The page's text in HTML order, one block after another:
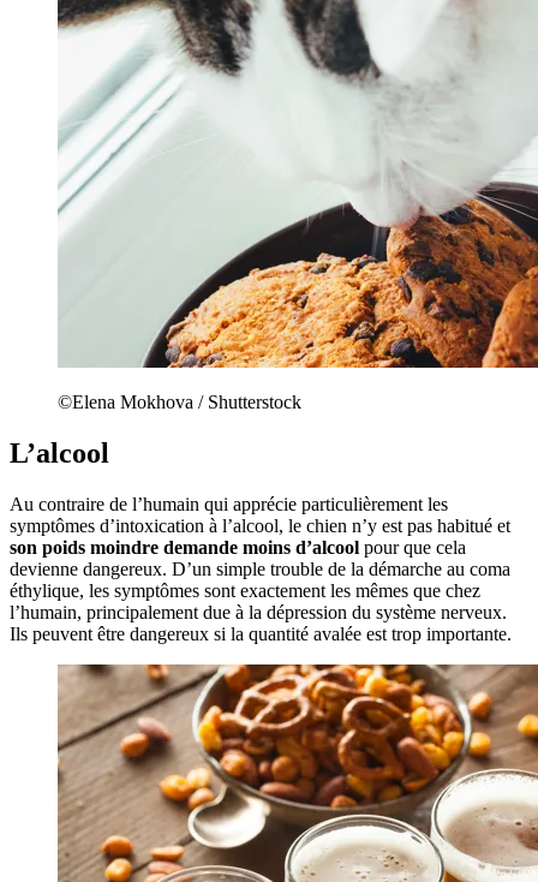
©Elena Mokhova / Shutterstock
L’alcool
Au contraire de l’humain qui apprécie particulièrement les
symptômes d’intoxication à l’alcool, le chien n’y est pas habitué et
son poids moindre demande moins d’alcool pour que cela
devienne dangereux. D’un simple trouble de la démarche au coma
éthylique, les symptômes sont exactement les mêmes que chez
l’humain, principalement due à la dépression du système nerveux.
Ils peuvent être dangereux si la quantité avalée est trop importante.